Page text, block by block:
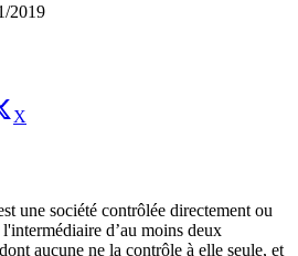
2019
X
une société contrôlée directement ou
d’au moins deux
aucune ne la contrôle à elle seule, et